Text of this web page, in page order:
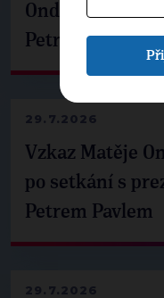
Ondřej Havel
Petrem Pavlem
29.7.2026
Vzkaz Matěje
po setkání s
Petrem Pavlem
29.7.2026